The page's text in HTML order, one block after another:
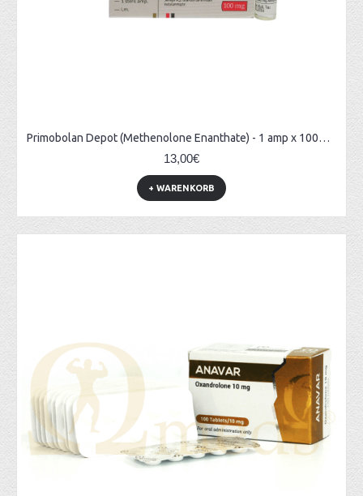
Primobolan Depot (Methenolone Enanthate) - 1 amp x 100mg/ml
13,00€
+ WARENKORB